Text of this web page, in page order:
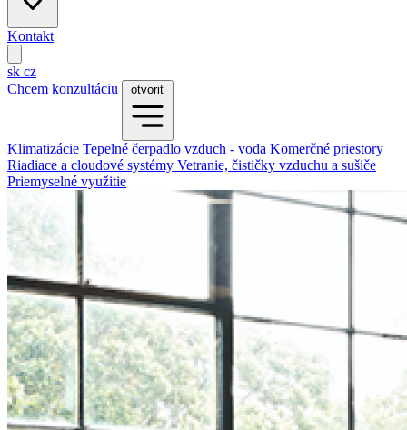
Kontakt
sk cz
Chcem konzultáciu
otvoriť
Klimatizácie Tepelné čerpadlo vzduch - voda Komerčné priestory
Riadiace a cloudové systémy Vetranie, čističky vzduchu a sušiče
Priemyselné využitie